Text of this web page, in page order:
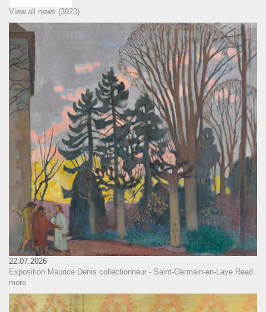
View all news (3923)
22.07.2026
Exposition Maurice Denis collectionneur - Saint-Germain-en-Laye Read
more